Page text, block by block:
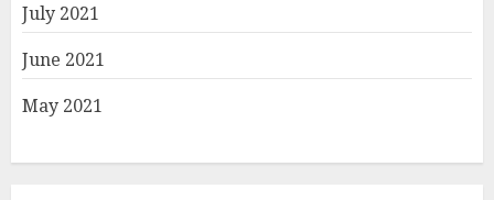
July 2021
June 2021
May 2021